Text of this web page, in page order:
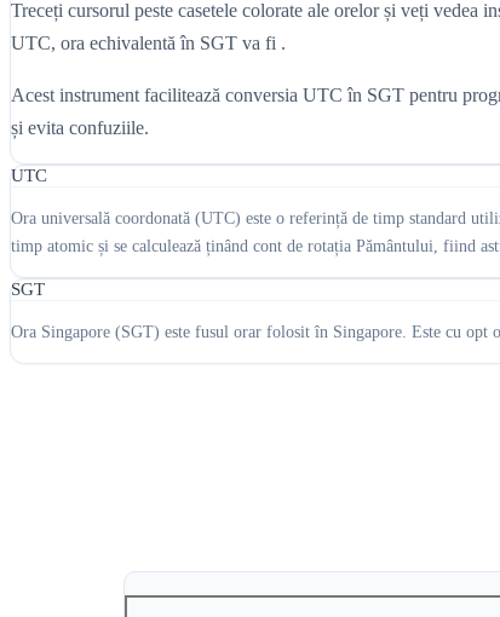
Treceți cursorul peste casetele colorate ale orelor și veți vedea
UTC, ora echivalentă în SGT va fi .
Acest instrument facilitează conversia UTC în SGT pentru
și evita confuziile.
UTC
Ora universală coordonată (UTC) este o referință de timp standard
timp atomic și se calculează ținând cont de rotația Pământului, fiind
SGT
Ora Singapore (SGT) este fusul orar folosit în Singapore. Este cu